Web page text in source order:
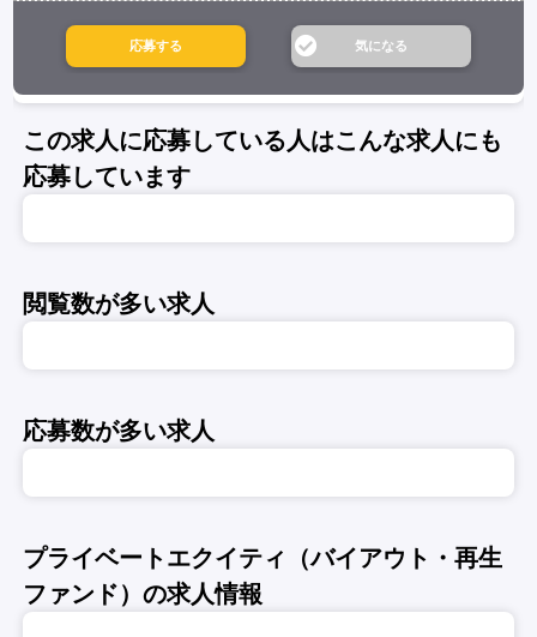
この求人に応募している人はこんな求人にも
応募しています
閲覧数が多い求人
応募数が多い求人
プライベートエクイティ（バイアウト・再生
ファンド）の求人情報